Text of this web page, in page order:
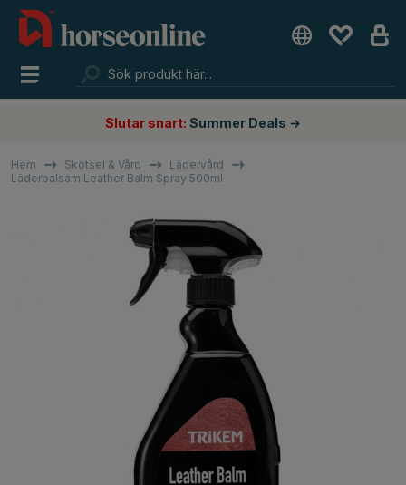
Slutar snart: Summer Deals →
Hem Skötsel & Vård
Lädervård
Läderbalsam Leather Balm Spray 500ml